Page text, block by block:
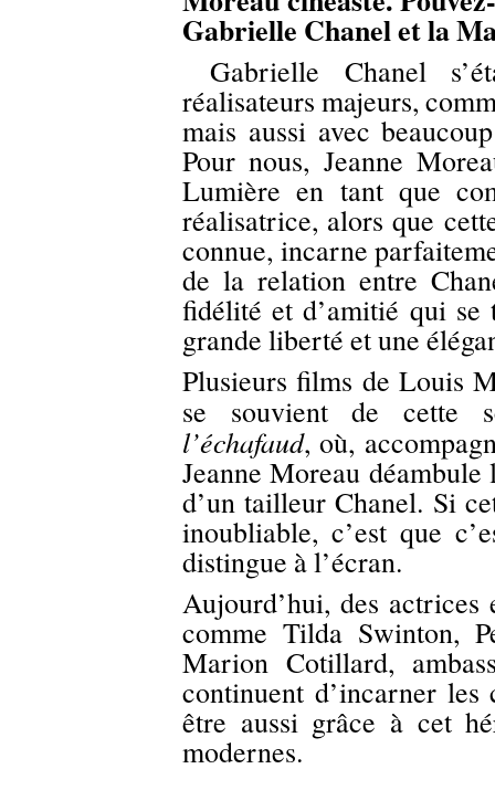
Gabrielle Chanel et la
Gabrielle Chanel
réalisateurs majeurs,
mais aussi avec
Pour nous, Jeanne
Lumière en tant que
réalisatrice, alors que
connue, incarne
de la relation entre
fidélité et d’amitié qui se
grande liberté et une
Plusieurs films de Louis
se souvient de cette
l’échafaud, où,
Jeanne Moreau
d’un tailleur Chanel. Si
inoubliable, c’est que
distingue à l’écran.
Aujourd’hui, des
comme Tilda Swinton,
Marion Cotillard,
continuent d’incarner les
être aussi grâce à cet
modernes.